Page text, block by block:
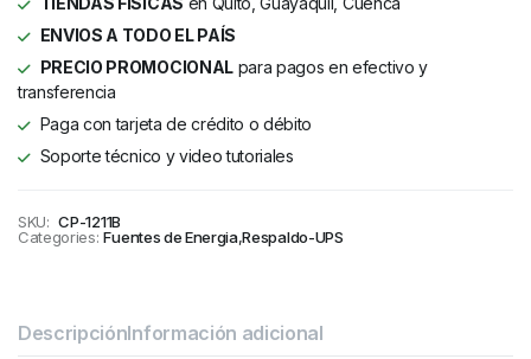
ENVIOS A TODO EL PAÍS
PRECIO PROMOCIONALpara pagos en efectivo y
transferencia
Paga con tarjeta de crédito o débito
Soporte técnico y video tutoriales
SKU: CP-1211B
Categories: Fuentes de Energia,Respaldo-UPS
DescripciónInformación adicional